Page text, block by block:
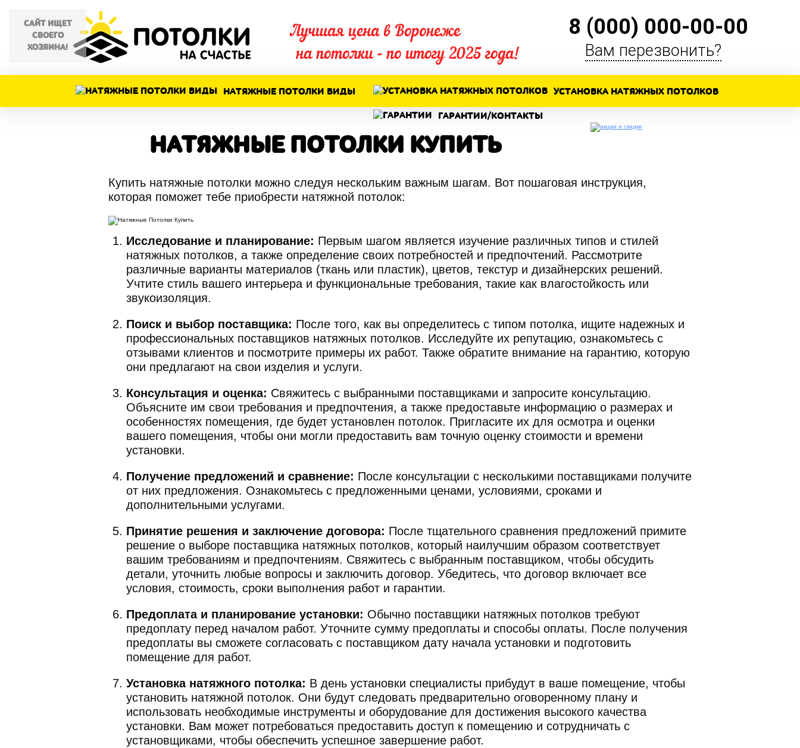
Лучшая цена в Воронеже
на потолки - по итогу 2025 года!
8 (000) 000-00-00
Вам перезвонить?
НАТЯЖНЫЕ ПОТОЛКИ ВИДЫ УСТАНОВКА НАТЯЖНЫХ ПОТОЛКОВ
ГАРАНТИИ/КОНТАКТЫ
НАТЯЖНЫЕ ПОТОЛКИ КУПИТЬ
Купить натяжные потолки можно следуя нескольким важным шагам. Вот пошаговая инструкция,
которая поможет тебе приобрести натяжной потолок:
Исследование и планирование: Первым шагом является изучение различных типов и стилей
натяжных потолков, а также определение своих потребностей и предпочтений. Рассмотрите
различные варианты материалов (ткань или пластик), цветов, текстур и дизайнерских решений.
Учтите стиль вашего интерьера и функциональные требования, такие как влагостойкость или
звукоизоляция.
Поиск и выбор поставщика: После того, как вы определитесь с типом потолка, ищите надежных и
профессиональных поставщиков натяжных потолков. Исследуйте их репутацию, ознакомьтесь с
отзывами клиентов и посмотрите примеры их работ. Также обратите внимание на гарантию, которую
они предлагают на свои изделия и услуги.
Консультация и оценка: Свяжитесь с выбранными поставщиками и запросите консультацию.
Объясните им свои требования и предпочтения, а также предоставьте информацию о размерах и
особенностях помещения, где будет установлен потолок. Пригласите их для осмотра и оценки
вашего помещения, чтобы они могли предоставить вам точную оценку стоимости и времени
установки.
Получение предложений и сравнение: После консультации с несколькими поставщиками получите
от них предложения. Ознакомьтесь с предложенными ценами, условиями, сроками и
дополнительными услугами.
Принятие решения и заключение договора: После тщательного сравнения предложений примите
решение о выборе поставщика натяжных потолков, который наилучшим образом соответствует
вашим требованиям и предпочтениям. Свяжитесь с выбранным поставщиком, чтобы обсудить
детали, уточнить любые вопросы и заключить договор. Убедитесь, что договор включает все
условия, стоимость, сроки выполнения работ и гарантии.
Предоплата и планирование установки: Обычно поставщики натяжных потолков требуют
предоплату перед началом работ. Уточните сумму предоплаты и способы оплаты. После получения
предоплаты вы сможете согласовать с поставщиком дату начала установки и подготовить
помещение для работ.
Установка натяжного потолка: В день установки специалисты прибудут в ваше помещение, чтобы
установить натяжной потолок. Они будут следовать предварительно оговоренному плану и
использовать необходимые инструменты и оборудование для достижения высокого качества
установки. Вам может потребоваться предоставить доступ к помещению и сотрудничать с
установщиками, чтобы обеспечить успешное завершение работ.
САЙТ ИЩЕТ
СВОЕГО
ХОЗЯИНА!
САЙТ ИЩЕТ СВОЕГО
ХОЗЯИНА!
Все клиенты с данного сайта могут быть
ВЧЕРА
Было клиентов
23
Было клиентов
ЗАВТРА
Будет клиентов